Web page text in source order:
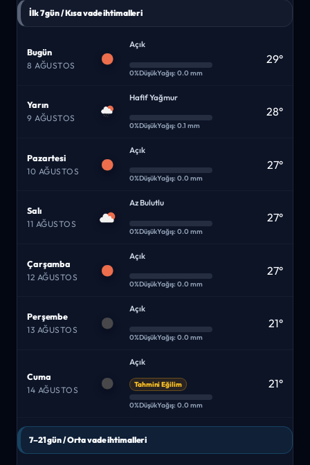
İlk 7 gün / Kısa vade ihtimalleri
Bugün
8 AĞUSTOS
Açık
0%DüşükYağış: 0.0 mm
29°
Yarın
9 AĞUSTOS
Hafif Yağmur
0%DüşükYağış: 0.1 mm
28°
Pazartesi
10 AĞUSTOS
Açık
0%DüşükYağış: 0.0 mm
27°
Salı
11 AĞUSTOS
Az Bulutlu
0%DüşükYağış: 0.0 mm
27°
Çarşamba
12 AĞUSTOS
Açık
0%DüşükYağış: 0.0 mm
27°
Perşembe
13 AĞUSTOS
Açık
0%DüşükYağış: 0.0 mm
21°
Cuma
14 AĞUSTOS
Açık
Tahmini Eğilim
0%DüşükYağış: 0.0 mm
21°
7–21 gün / Orta vade ihtimalleri